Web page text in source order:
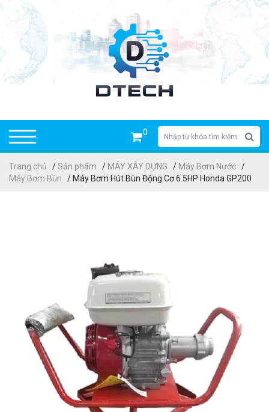
0
Trang chủ /Sản phẩm / MÁY XÂY DỰNG / Máy Bơm Nước /
Máy Bơm Bùn
/ Máy Bơm Hút Bùn Động Cơ 6.5HP Honda GP200